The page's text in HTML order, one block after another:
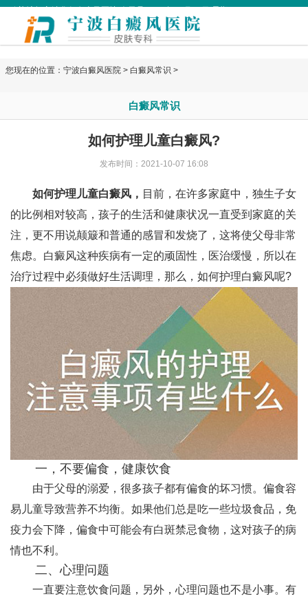
您现在的位置： 宁波白癜风医院 > 白癜风常识 >
白癜风常识
如何护理儿童白癜风?
发布时间：2021-10-07 16:08
如何护理儿童白癜风， 目前，在许多家庭中，独生子女
的比例相对较高，孩子的生活和健康状况一直受到家庭的关
注，更不用说颠簸和普通的感冒和发烧了，这将使父母非常
焦虑。白癜风这种疾病有一定的顽固性，医治缓慢，所以在
治疗过程中必须做好生活调理，那么，如何护理白癜风呢?
一，不要偏食，健康饮食
由于父母的溺爱，很多孩子都有偏食的坏习惯。偏食容
易儿童导致营养不均衡。如果他们总是吃一些垃圾食品，免
疫力会下降，偏食中可能会有白斑禁忌食物，这对孩子的病
情也不利。
二、心理问题
一直要注意饮食问题，另外，心理问题也不是小事。有